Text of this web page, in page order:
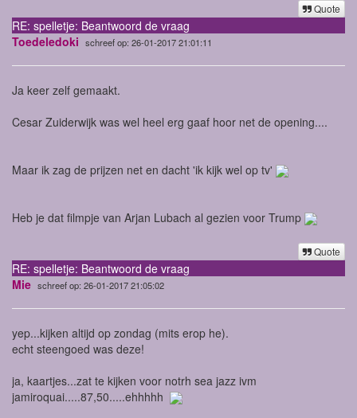
Quote
RE: spelletje: Beantwoord de vraag
Toedeledoki schreef op: 26-01-2017 21:01:11
Ja keer zelf gemaakt.
Cesar Zuiderwijk was wel heel erg gaaf hoor net de opening....
Maar ik zag de prijzen net en dacht 'ik kijk wel op tv'
Heb je dat filmpje van Arjan Lubach al gezien voor Trump
Quote
RE: spelletje: Beantwoord de vraag
Mie schreef op: 26-01-2017 21:05:02
yep...kijken altijd op zondag (mits erop he).
echt steengoed was deze!
ja, kaartjes...zat te kijken voor notrh sea jazz ivm
jamiroquai.....87,50.....ehhhhh